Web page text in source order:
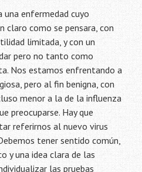
enfermedad cuyo
claro como se pensara, con
limitada, y con un
pero no tanto como
Nos estamos enfrentando a
pero al fin benigna, con
menor a la de la influenza
preocuparse. Hay que
referirnos al nuevo virus
tener sentido común,
y una idea clara de las
las pruebas